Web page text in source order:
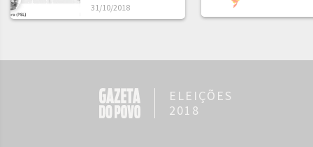
31/10/2018
ELEIÇÕES
2018